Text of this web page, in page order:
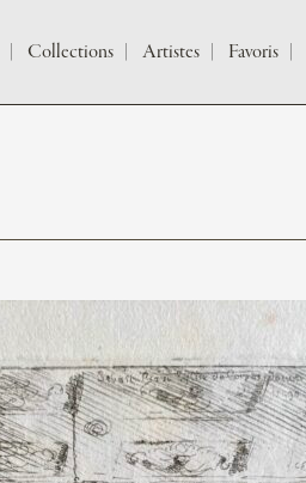
Collections Artistes Favoris